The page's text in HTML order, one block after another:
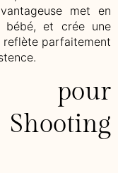
met en
bébé, et crée une
parfaitement
pour